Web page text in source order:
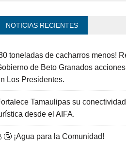
NOTICIAS RECIENTES
toneladas de cacharros menos!
de Beto Granados
Los Presidentes.
Tamaulipas su
desde el AIFA.
¡Agua para la Comunidad!